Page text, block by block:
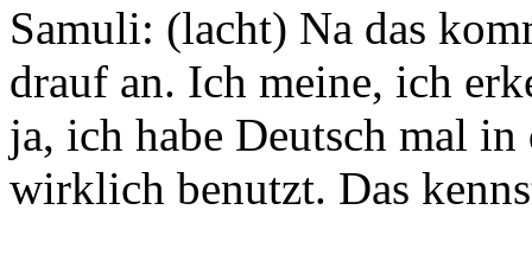
Samuli: (lacht) Na das
drauf an. Ich meine, ich
ja, ich habe Deutsch mal
wirklich benutzt. Das